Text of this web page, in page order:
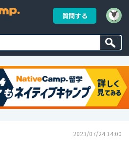
質問する
2023/07/24 14:00